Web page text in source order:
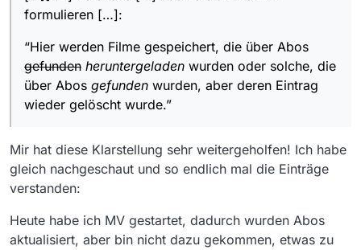
formulieren […]:
“Hier werden Filme gespeichert, die über Abos
gefunden heruntergeladen wurden oder solche, die
über Abos gefunden wurden, aber deren Eintrag
wieder gelöscht wurde.”
Mir hat diese Klarstellung sehr weitergeholfen! Ich habe
gleich nachgeschaut und so endlich mal die Einträge
verstanden:
Heute habe ich MV gestartet, dadurch wurden Abos
aktualisiert, aber bin nicht dazu gekommen, etwas zu